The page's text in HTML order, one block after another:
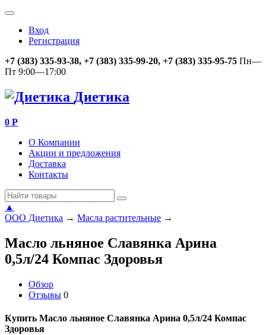
Вход
Регистрация
+7 (383) 335-93-38, +7 (383) 335-99-20, +7 (383) 335-95-75 Пн—
Пт 9:00—17:00
Диетика
0 Р
О Компании
Акции и предложения
Доставка
Контакты
▲
ООО Диетика → Масла растительные →
Масло льняное Славянка Арина
0,5л/24 Компас Здоровья
Обзор
Отзывы 0
Купить Масло льняное Славянка Арина 0,5л/24 Компас
Здоровья